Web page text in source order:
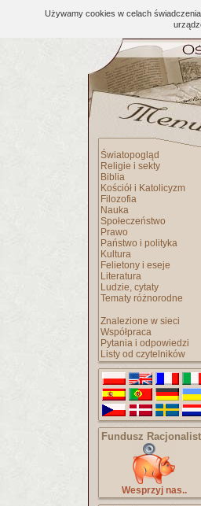
Używamy cookies w celach
Światopogląd
Religie i sekty
Biblia
Kościół i Katolicyzm
Filozofia
Nauka
Społeczeństwo
Prawo
Państwo i polityka
Kultura
Felietony i eseje
Literatura
Ludzie, cytaty
Tematy różnorodne
Znalezione w sieci
Współpraca
Pytania i odpowiedzi
Listy od czytelników
Fundusz
Wesprzyj nas..